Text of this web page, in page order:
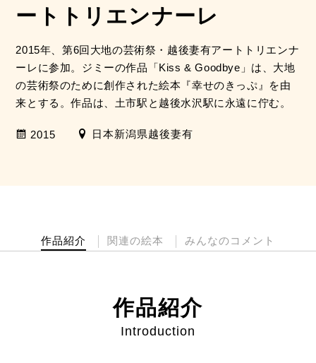
ートトリエンナーレ
2015年、第6回大地の芸術祭・越後妻有アートトリエンナ
ーレに参加。ジミーの作品「Kiss & Goodbye」は、大地
の芸術祭のために創作された絵本『幸せのきっぷ』を由
来とする。作品は、土市駅と越後水沢駅に永遠に佇む。
2015 日本新潟県越後妻有
作品紹介 関連の絵本 みんなのコメント
作品紹介
Introduction